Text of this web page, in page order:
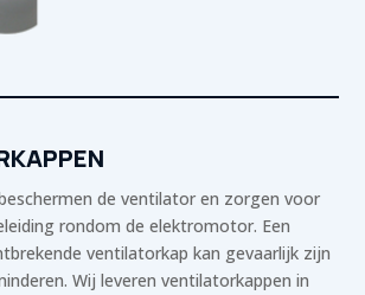
de ventilator en zorgen voor
rondom de elektromotor. Een
ventilatorkap kan gevaarlijk zijn
Wij leveren ventilatorkappen in